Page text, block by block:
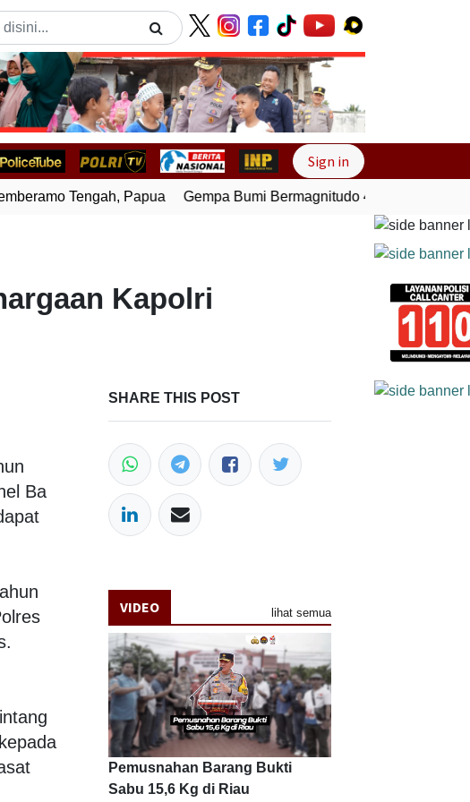
Next
Sign in
Tengah, Papua Gempa Bumi Bermagnitudo 4,0 Guncang
Kapolri
Ba
SHARE THIS POST
VIDEO lihat semua
Pemusnahan Barang Bukti
Sabu 15,6 Kg di Riau